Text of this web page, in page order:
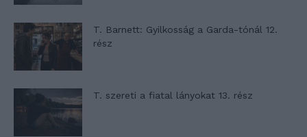
T. Barnett: Gyilkosság a Garda-tónál 12.
rész
T. szereti a fiatal lányokat 13. rész